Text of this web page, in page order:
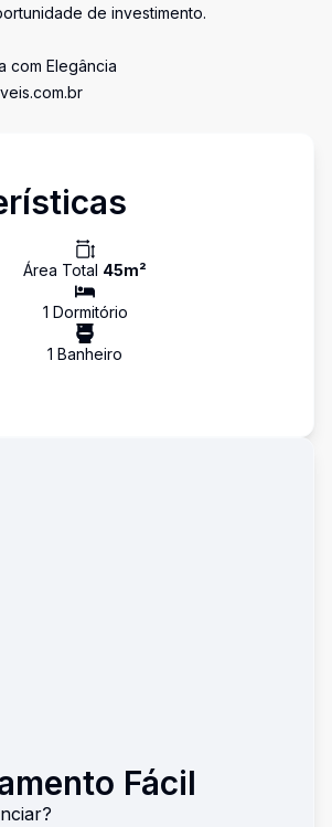
de investimento.
com Elegância
Área Total 45m²
1 Dormitório
1 Banheiro
Fácil